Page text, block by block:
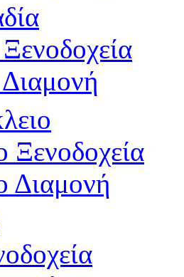
Ξενοδοχεία
Διαμονή